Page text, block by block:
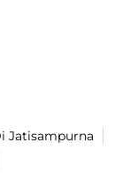
Jatisampurna